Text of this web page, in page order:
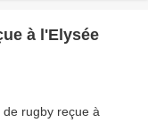
à l'Elysée